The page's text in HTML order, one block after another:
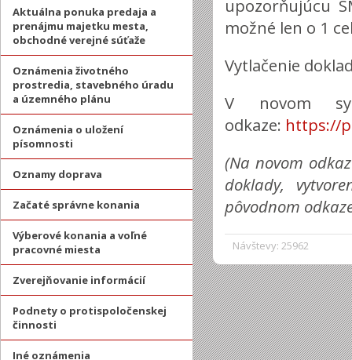
Aktuálna ponuka predaja a
prenájmu majetku mesta,
obchodné verejné súťaže
Oznámenia životného
prostredia, stavebného úradu
a územného plánu
Oznámenia o uložení
písomnosti
Oznamy doprava
Začaté správne konania
Výberové konania a voľné
pracovné miesta
Zverejňovanie informácií
Podnety o protispoločenskej
činnosti
Iné oznámenia
Návštevy: 25962
upozorňujúcu
možné len o 1
Vytlačenie
V novom
odkaze: https://
(Na novom
doklady,
pôvodnom